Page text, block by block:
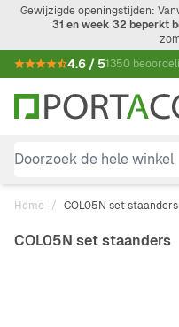
Ga naar de inhoud
Gewijzigde openingstijden:
31 en week 32 beperkt
4.6 / 51350
Doorzoek de hele winkel
Home / COL05N set staanders
COL05N set staanders